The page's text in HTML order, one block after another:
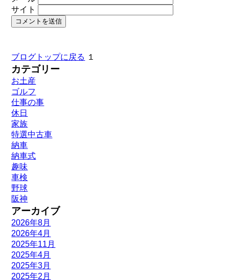
サイト
ブログトップに戻る １
カテゴリー
お土産
ゴルフ
仕事の事
休日
家族
特選中古車
納車
納車式
趣味
車検
野球
阪神
アーカイブ
2026年8月
2026年4月
2025年11月
2025年4月
2025年3月
2025年2月